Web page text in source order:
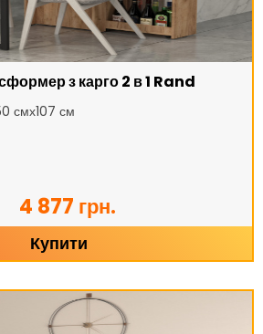
з карго 2 в 1 Rand
смх107 см
4 877 грн.
Купити